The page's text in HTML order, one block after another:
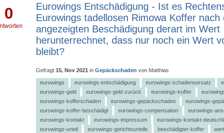
0
Eurowings Entschädigung - Ist es
Eurowings tadellosen Rimowa Koffer nach
angezeigten Beschädigung derart im Wert
herunterrechnet, dass nur noch ein Wert
bleibt?
Gefragt 15, Nov 2021 in Gepäckschaden von Matthias
eurowings eurowings-entschädigung eurowings-schadensersatz
eurowings-geld
eurowings-geld-zurück eurowings-koffer
eurowings-kofferschaden
eurowings-gepäckschaden
eurowings-
eurowings-koffer-beschädigt
eurowings-compensation
eurowings-
eurowings-kontakt
eurowings-impressum eurowings-kontakt-
eurowings-urteil
eurowings-gerichtsurteile beschädigter-koffer